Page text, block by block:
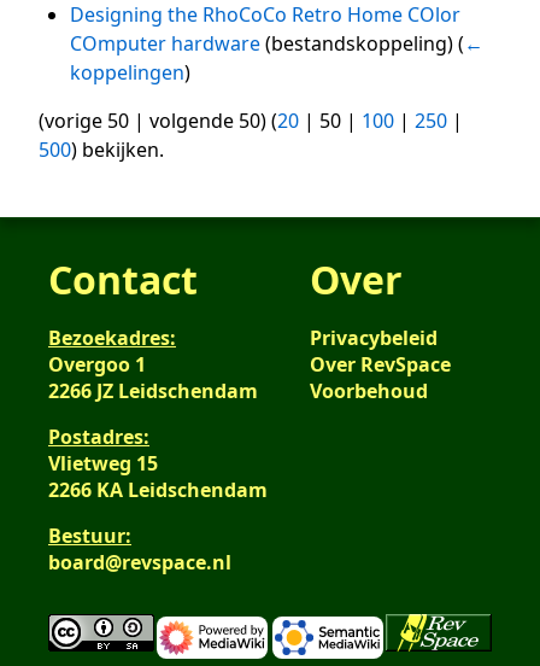
Designing the RhoCoCo Retro Home COlor
COmputer hardware(bestandskoppeling)(←
koppelingen)
(vorige 50 | volgende 50) (20 | 50 | 100 | 250 |
500) bekijken.
Contact
Bezoekadres:
Overgoo 1
2266 JZ Leidschendam
Postadres:
Vlietweg 15
2266 KA Leidschendam
Bestuur:
board@revspace.nl
Over
Privacybeleid
Over RevSpace
Voorbehoud